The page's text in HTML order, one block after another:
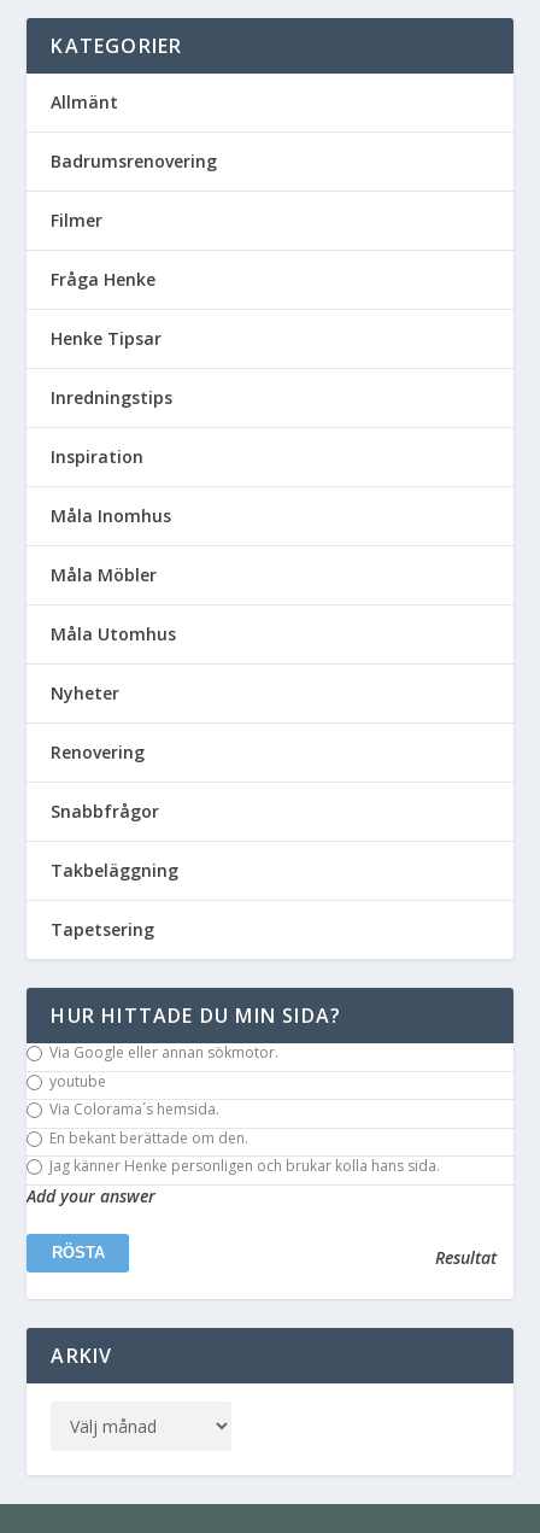
KATEGORIER
Allmänt
Badrumsrenovering
Filmer
Fråga Henke
Henke Tipsar
Inredningstips
Inspiration
Måla Inomhus
Måla Möbler
Måla Utomhus
Nyheter
Renovering
Snabbfrågor
Takbeläggning
Tapetsering
HUR HITTADE DU MIN SIDA?
Via Google eller annan sökmotor.
youtube
Via Colorama´s hemsida.
En bekant berättade om den.
Jag känner Henke personligen och brukar kolla hans sida.
Add your answer
Resultat
ARKIV